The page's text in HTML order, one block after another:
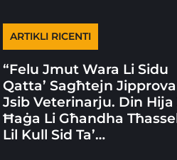
ARTIKLI RICENTI
“Felu Jmut Wara Li Sidu
Qatta’ Sagħtejn Jipprova
Jsib Veterinarju. Din Hija
Ħaġa Li Għandha
Lil Kull Sid Ta’…